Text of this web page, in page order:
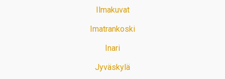
Ilmakuvat
Imatrankoski
Inari
Jyväskylä